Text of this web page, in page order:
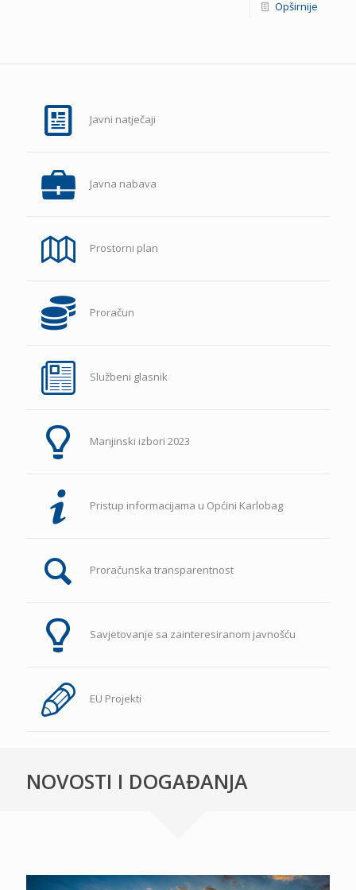
Opširnije
Javni natječaji
Javna nabava
Prostorni plan
Proračun
Službeni glasnik
Manjinski izbori 2023
Pristup informacijama u Općini Karlobag
Proračunska transparentnost
Savjetovanje sa zainteresiranom javnošću
EU Projekti
NOVOSTI I DOGAĐANJA